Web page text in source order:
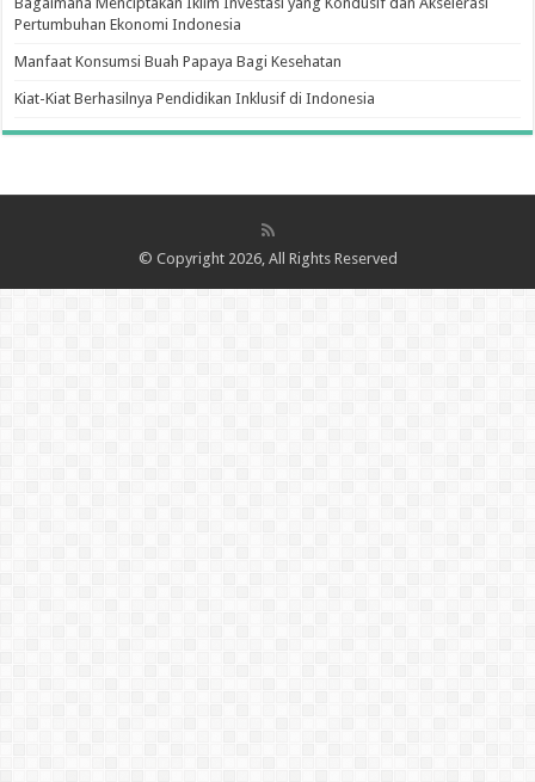
Pertumbuhan Ekonomi Indonesia
Manfaat Konsumsi Buah Papaya Bagi Kesehatan
Kiat-Kiat Berhasilnya Pendidikan Inklusif di Indonesia
© Copyright 2026, All Rights Reserved